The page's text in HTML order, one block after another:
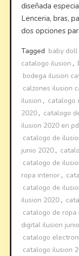
diseñada
Lenceria, bras,
dos opciones
Tagged baby
catalogo ilusion ,
bodega ilusion
calzones ilusion
ilusion , catalogo
2020 , catalogo
ilusion 2020 en
catalogo de
junio 2020 ,
catalogo de
ropa interior ,
catalogo de
ilusion 2020 ,
catalogo de ropa
digital ilusion
catalogo
catalogo ilusion